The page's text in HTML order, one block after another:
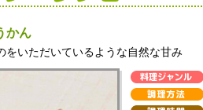
かん
をいただいているような自然な甘み